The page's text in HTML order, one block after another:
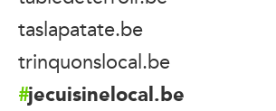
taslapatate.be
trinquonslocal.be
jecuisinelocal.be